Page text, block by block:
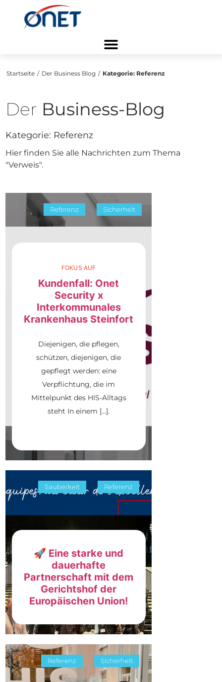
Startseite / Der Business Blog / Kategorie: Referenz
Der Business-Blog
Kategorie: Referenz
Hier finden Sie alle Nachrichten zum Thema
"Verweis".
Referenz Sicherheit
FOKUS AUF
Kundenfall: Onet
Security x
Interkommunales
Krankenhaus Steinfort
Diejenigen, die pflegen,
schützen, diejenigen, die
gepflegt werden: eine
Verpflichtung, die im
Mittelpunkt des HIS-Alltags
steht In einem [...].
Sauberkeit Referenz
🚀 Eine starke und
dauerhafte
Partnerschaft mit dem
Gerichtshof der
Europäischen Union!
Referenz Sicherheit